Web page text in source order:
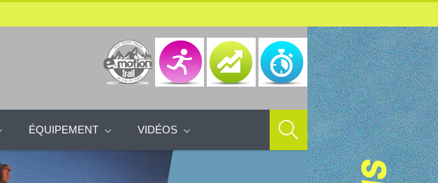
ÉQUIPEMENT VIDÉOS